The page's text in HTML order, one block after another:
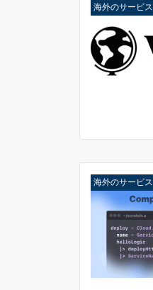
海外のサービス
海外のサービス